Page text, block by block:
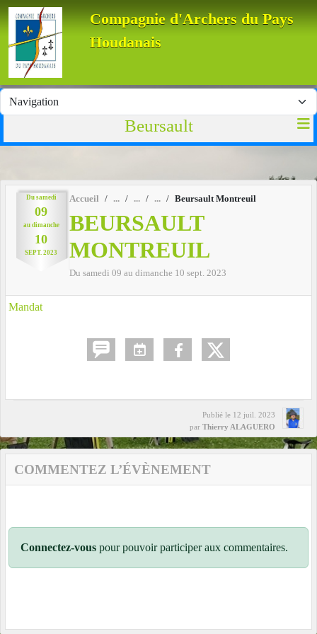
Compagnie d'Archers du Pays
Houdanais
Beursault
Du samedi
09
au dimanche
10
SEPT. 2023
Accueil Beursault Montreuil
BEURSAULT
MONTREUIL
Du samedi 09 au dimanche 10 sept. 2023
Mandat
Publié le 12 juil. 2023
par Thierry ALAGUERO
COMMENTEZ L’ÉVÈNEMENT
Connectez-vous pour pouvoir participer aux commentaires.
Panneau de gestion des cookies